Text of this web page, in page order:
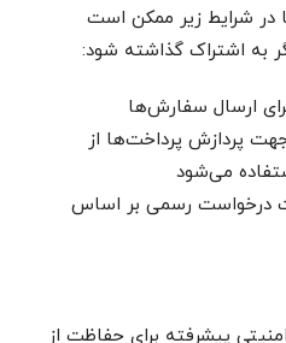
در شرایط زیر ممکن است
به اشتراک گذاشته شود:
ارسال سفارش‌ها
پردازش پرداخت‌ها از
می‌شود
درخواست رسمی بر اساس
پیشرفته برای حفاظت از